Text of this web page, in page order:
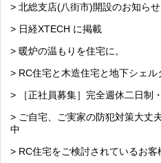
> 北総支店(八街市)開設のお知らせ
> 日経XTECH に掲載
> 暖炉の温もりを住宅に。
> RC住宅と木造住宅と地下シェル
> ［正社員募集］完全週休二日制
> ご自宅、ご実家の防犯対策大丈
中
> RC住宅をご検討されているお客